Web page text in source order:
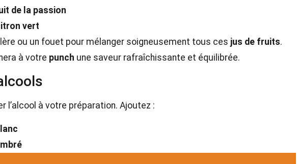
de la passion
vert
ou un fouet pour mélanger soigneusement tous ces jus de fruits.
à votre punch une saveur rafraîchissante et équilibrée.
l’alcool à votre préparation. Ajoutez :